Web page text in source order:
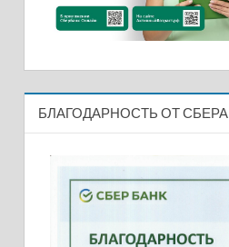
БЛАГОДАРНОСТЬ ОТ СБЕРА